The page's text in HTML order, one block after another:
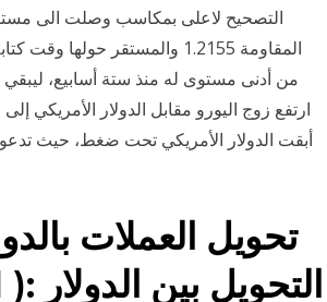
المقاومة 1.2155 والمستقر
أبقت الدولار الأمريكي تحت ضغط، حيث تدعو
تحويل العملات